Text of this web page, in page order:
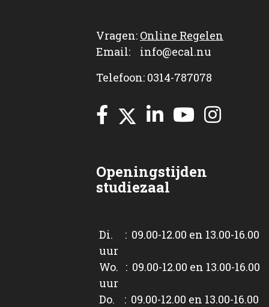
Vragen: Online Regelen
Email: info@ecal.nu
Telefoon: 0314-787078
Openingstijden
studiezaal
Di. : 09.00-12.00 en 13.00-16.00
uur
Wo. : 09.00-12.00 en 13.00-16.00
uur
Do. : 09.00-12.00 en 13.00-16.00